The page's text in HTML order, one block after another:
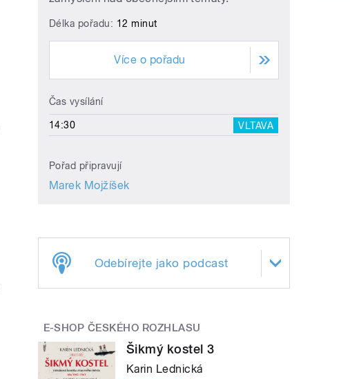
Délka pořadu: 12 minut
Více o pořadu
Čas vysílání
14:30 VLTAVA
Pořad připravují
Marek Mojžíšek
Odebírejte jako podcast
E-SHOP ČESKÉHO ROZHLASU
Šikmý kostel 3
Karin Lednická